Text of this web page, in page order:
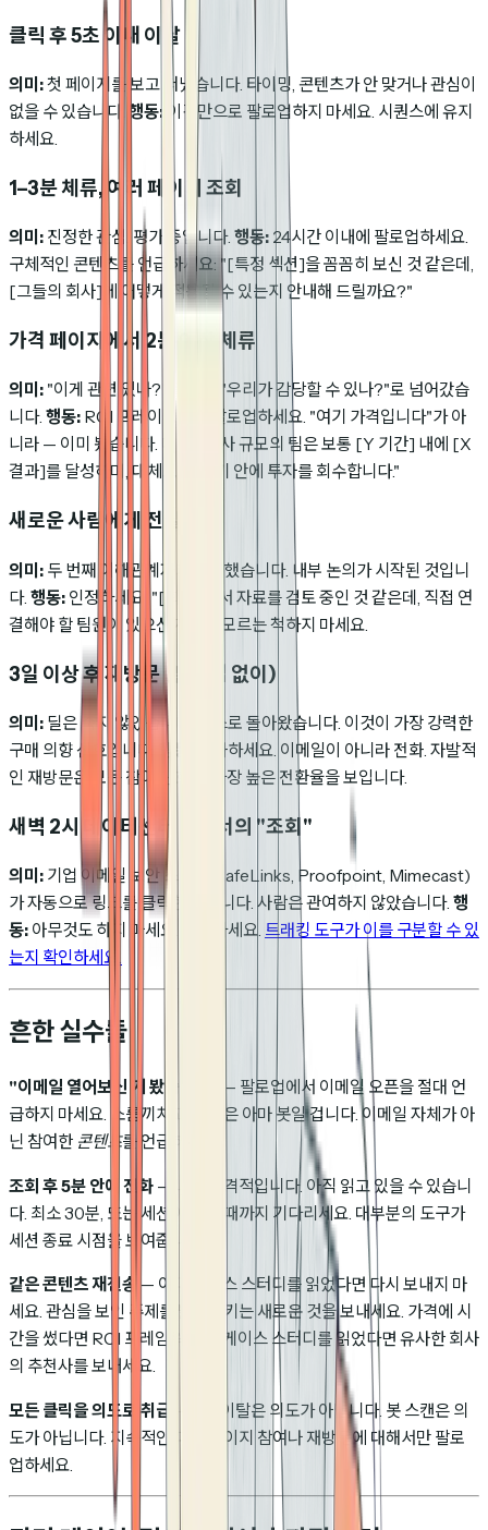
클릭 후 5초 이내 이탈
의미:첫 페이지를 보고 떠났습니다. 타이밍, 콘텐츠가 안 맞거나 관심이
없을 수 있습니다. 행동: 이것만으로 팔로업하지 마세요. 시퀀스에 유지
하세요.
1–3분 체류, 여러 페이지 조회
의미: 진정한 관심. 평가 중입니다. 행동: 24시간 이내에 팔로업하세요.
구체적인 콘텐츠를 언급하세요: "[특정 섹션]을 꼼꼼히 보신 것 같은데,
[그들의 회사]에 어떻게 적용될 수 있는지 안내해 드릴까요?"
가격 페이지에서 2분 이상 체류
의미: "이게 관련 있나?"를 지나 "우리가 감당할 수 있나?"로 넘어갔습
니다. 행동: ROI 프레이밍으로 팔로업하세요. "여기 가격입니다"가 아
니라 — 이미 봤습니다. 대신: "귀사 규모의 팀은 보통 [Y 기간] 내에 [X
결과]를 달성하며, 대체로 첫 분기 안에 투자를 회수합니다."
새로운 사람에게 전달
의미: 두 번째 이해관계자가 참여했습니다. 내부 논의가 시작된 것입니
다. 행동: 인정하세요. "[회사]에서 자료를 검토 중인 것 같은데, 직접 연
결해야 할 팀원이 있으신가요?" 모르는 척하지 마세요.
3일 이상 후 재방문 (팔로업 없이)
의미: 딜은 죽지 않았습니다. 스스로 돌아왔습니다. 이것이 가장 강력한
구매 의향 신호입니다.
행동:
전화하세요. 이메일이 아니라 전화. 자발적
인 재방문은 모든 참여 신호 중 가장 높은 전환율을 보입니다.
새벽 2시 데이터센터 IP에서의 "조회"
의미: 기업 이메일 보안 스캐너(SafeLinks, Proofpoint, Mimecast)
가 자동으로 링크를 클릭한 것입니다. 사람은 관여하지 않았습니다. 행
동: 아무것도 하지 마세요. 무시하세요. 트래킹 도구가 이를 구분할 수 있
는지 확인하세요.
흔한 실수들
"이메일 열어보신 거 봤습니다"
— 팔로업에서 이메일 오픈을 절대 언
급하지 마세요. 소름끼치고, 오픈은 아마 봇일 겁니다. 이메일 자체가 아
닌 참여한 콘텐츠를 언급하세요.
조회 후 5분 안에 전화 — 너무 공격적입니다. 아직 읽고 있을 수 있습니
다. 최소 30분, 또는 세션이 끝날 때까지 기다리세요. 대부분의 도구가
세션 종료 시점을 보여줍니다.
같은 콘텐츠 재전송 — 이미 케이스 스터디를 읽었다면 다시 보내지 마
세요. 관심을 보인 주제를 발전시키는 새로운 것을 보내세요. 가격에 시
간을 썼다면 ROI 프레임워크를, 케이스 스터디를 읽었다면 유사한 회사
의 추천사를 보내세요.
모든 클릭을 의도로 취급
— 3초 이탈은 의도가 아닙니다. 봇 스캔은 의
도가 아닙니다. 지속적인 다중 페이지 참여나 재방문에 대해서만 팔로
업하세요.